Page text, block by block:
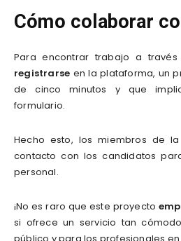
Cómo colaborar
Para encontrar trabajo a
registrarse en la plataforma, un
de cinco minutos y que
formulario.
Hecho esto, los miembros de
contacto con los candidatos
personal.
¡No es raro que este proyecto
si ofrece un servicio tan